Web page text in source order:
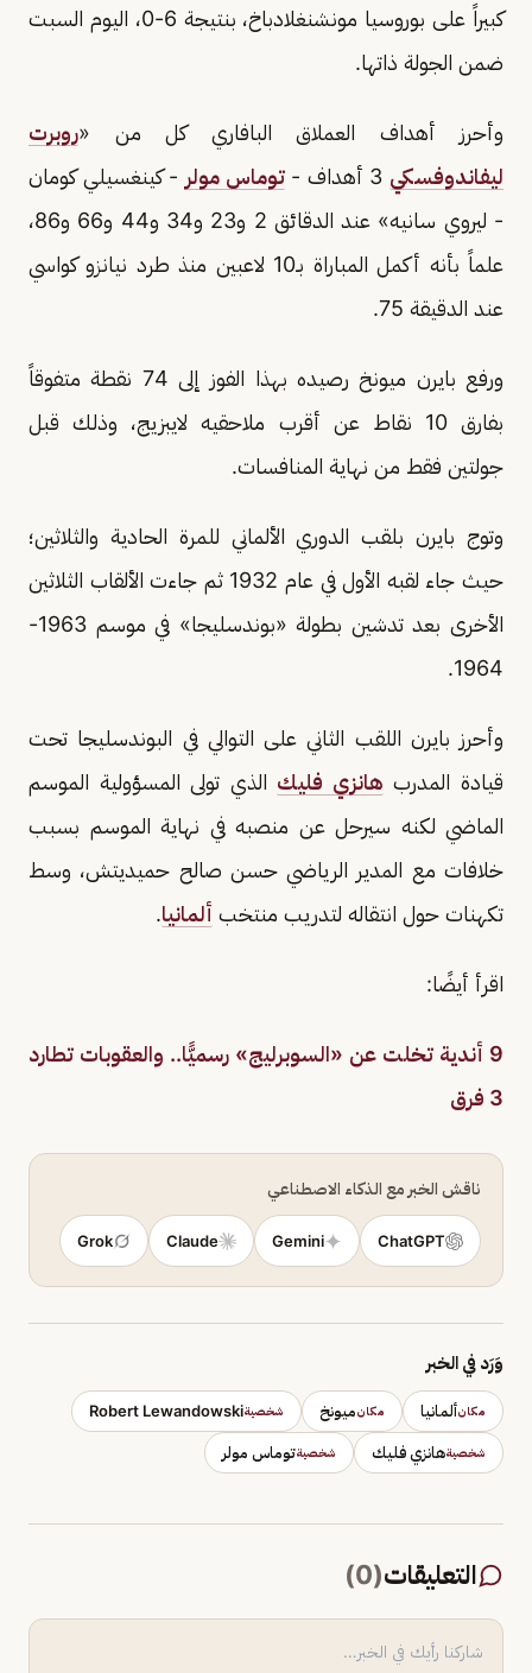
كبيراً على بوروسيا مونشنغلادباخ، بنتيجة 6-0، اليوم السبت
ضمن الجولة ذاتها.
وأحرز أهداف العملاق البافاري كل من «روبرت
ليفاندوفسكي
توماس مولر - كينغسيلي كومان
- ليروي سانيه» عند الدقائق 2 و23 و34 و44 و66 و86،
علماً بأنه أكمل المباراة بـ10 لاعبين منذ طرد نيانزو كواسي
عند الدقيقة 75.
ورفع بايرن ميونخ رصيده بهذا الفوز إلى 74 نقطة متفوقاً
بفارق 10 نقاط عن أقرب ملاحقيه لايبزيج، وذلك قبل
جولتين فقط من نهاية المنافسات.
وتوج بايرن بلقب الدوري الألماني للمرة الحادية والثلاثين؛
حيث جاء لقبه الأول في عام 1932 ثم جاءت الألقاب الثلاثين
الأخرى بعد تدشين بطولة «بوندسليجا» في موسم 1963-
1964.
وأحرز بايرن اللقب الثاني على التوالي في البوندسليجا تحت
قيادة المدرب هانزي فليك الذي تولى المسؤولية الموسم
الماضي لكنه سيرحل عن منصبه في نهاية الموسم بسبب
خلافات مع المدير الرياضي حسن صالح حميديتش، وسط
تكهنات حول انتقاله لتدريب منتخب ألمانيا.
اقرأ أيضًا:
9 أندية تخلت عن «السوبرليج» رسميًّا.. والعقوبات تطارد
3 فرق
ناقش الخبر مع الذكاء الاصطناعي
ChatGPT
Gemini
Claude
Grok
وَرَد في الخبر
مكانألمانيا مكانميونخ شخصيةRobert Lewandowski
شخصيةهانزي فليك شخصيةتوماس مولر
التعليقات(
0
)